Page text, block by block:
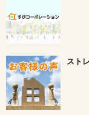
スト